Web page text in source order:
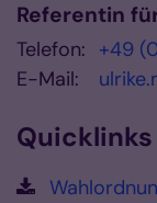
Referentin
Telefon: +49
E-Mail: